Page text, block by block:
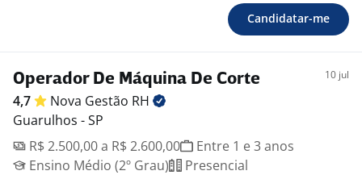
Candidatar-me
Operador De Máquina De Corte 10 jul
4,7 Nova Gestão RH
Guarulhos - SP
R$ 2.500,00 a R$ 2.600,00
Entre 1 e 3 anos
Ensino Médio (2º Grau)
Presencial